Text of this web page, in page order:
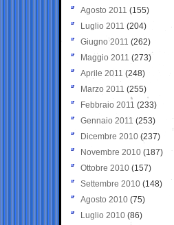
Agosto 2011 (155)
Luglio 2011 (204)
Giugno 2011 (262)
Maggio 2011 (273)
Aprile 2011 (248)
Marzo 2011 (255)
Febbraio 2011 (233)
Gennaio 2011 (253)
Dicembre 2010 (237)
Novembre 2010 (187)
Ottobre 2010 (157)
Settembre 2010 (148)
Agosto 2010 (75)
Luglio 2010 (86)